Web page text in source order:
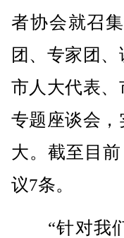
者协会就召
团、专家团
市人大代表
专题座谈会
大。截至目
议7条。
“针对我们